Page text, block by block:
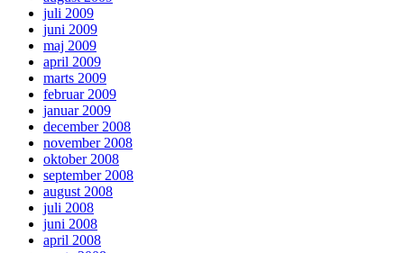
juli 2009
juni 2009
maj 2009
april 2009
marts 2009
februar 2009
januar 2009
december 2008
november 2008
oktober 2008
september 2008
august 2008
juli 2008
juni 2008
april 2008